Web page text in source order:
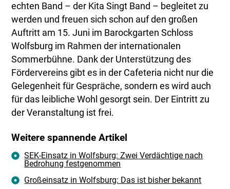
echten Band – der Kita Singt Band – begleitet zu
werden und freuen sich schon auf den großen
Auftritt am 15. Juni im Barockgarten Schloss
Wolfsburg im Rahmen der internationalen
Sommerbühne. Dank der Unterstützung des
Fördervereins gibt es in der Cafeteria nicht nur die
Gelegenheit für Gespräche, sondern es wird auch
für das leibliche Wohl gesorgt sein. Der Eintritt zu
der Veranstaltung ist frei.
Weitere spannende Artikel
SEK-Einsatz in Wolfsburg: Zwei Verdächtige nach
Bedrohung festgenommen
Großeinsatz in Wolfsburg: Das ist bisher bekannt